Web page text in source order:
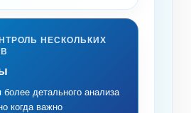
НЕСКОЛЬКИХ
детального анализа
когда важно